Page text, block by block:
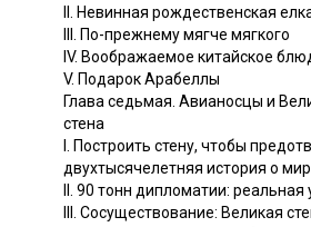
II. Невинная рождественская
III. По-прежнему мягче мягкого
IV. Воображаемое китайское
V. Подарок Арабеллы
Глава седьмая. Авианосцы и
стена
I. Построить стену, чтобы
двухтысячелетняя история о
II. 90 тонн дипломатии: реальная
III. Сосуществование: Великая